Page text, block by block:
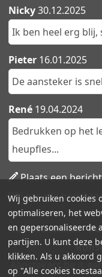
Nicky30.12.2025
Ik ben heel erg blij,
Pieter 16.01.2025
De aansteker is
René 19.04.2024
Bedrukken op het
heupfles...
Plaats een bericht
Lees alle
Aanstekers.be -
Aanstekers.be is
Wij gebruiken cookies
optimaliseren, het
en gepersonaliseerde
partijen. U kunt deze
klikken. Als u akkoord
op "Alle cookies